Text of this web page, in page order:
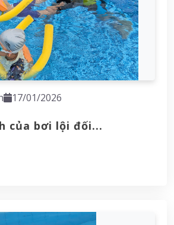
17/01/2026
của bơi lội đối...